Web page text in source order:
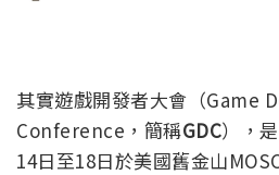
其實遊戲開發者大會（Game
Conference，簡稱GDC），
14日至18日於美國舊金山